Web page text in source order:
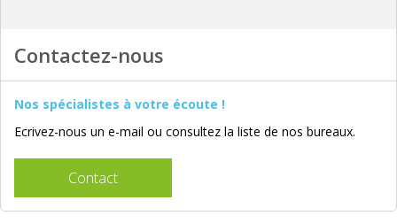
Contactez-nous
Nos spécialistes à votre écoute !
Ecrivez-nous un e-mail ou consultez la liste de nos bureaux.
Contact